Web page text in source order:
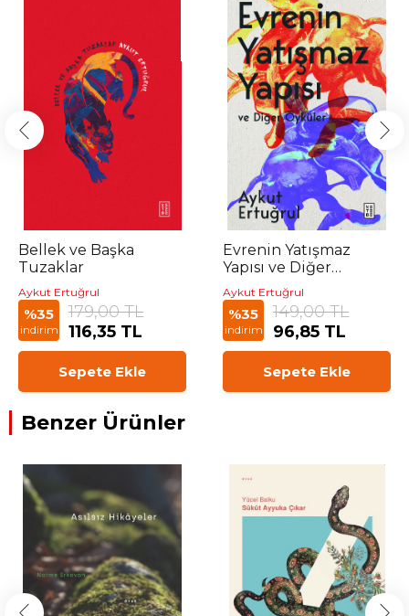
Bellek ve Başka
Tuzaklar
Aykut Ertuğrul
%35
indirim
179,00 TL
116,35 TL
Sepete Ekle
Evrenin Yatışmaz
Yapısı ve Diğer
Öyküler
Aykut Ertuğrul
%35
indirim
149,00 TL
96,85 TL
Sepete Ekle
Benzer Ürünler